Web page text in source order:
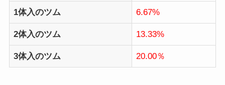
1体入のツム 6.67%
2体入のツム 13.33%
3体入のツム 20.00％